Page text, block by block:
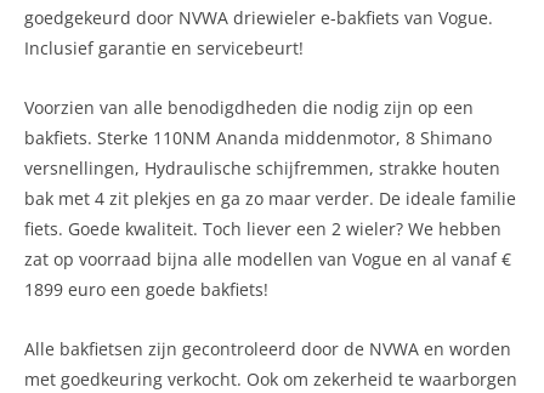
goedgekeurd door NVWA driewieler e-bakfiets van Vogue.
Inclusief garantie en servicebeurt!
Voorzien van alle benodigdheden die nodig zijn op een
bakfiets. Sterke 110NM Ananda middenmotor, 8 Shimano
versnellingen, Hydraulische schijfremmen, strakke houten
bak met 4 zit plekjes en ga zo maar verder. De ideale familie
fiets. Goede kwaliteit. Toch liever een 2 wieler? We hebben
zat op voorraad bijna alle modellen van Vogue en al vanaf €
1899 euro een goede bakfiets!
Alle bakfietsen zijn gecontroleerd door de NVWA en worden
met goedkeuring verkocht. Ook om zekerheid te waarborgen